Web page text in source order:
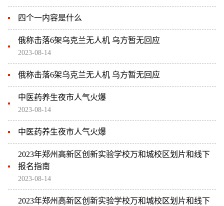
四个一内容是什么
俄称击落6架乌克兰无人机 乌方暂无回应
2023-08-14
俄称击落6架乌克兰无人机 乌方暂无回应
中医药养生夜市人气火爆
2023-08-14
中医药养生夜市人气火爆
2023年郑州高新区创新实验学校万和城校区划片和线下
报名指南
2023-08-14
2023年郑州高新区创新实验学校万和城校区划片和线下